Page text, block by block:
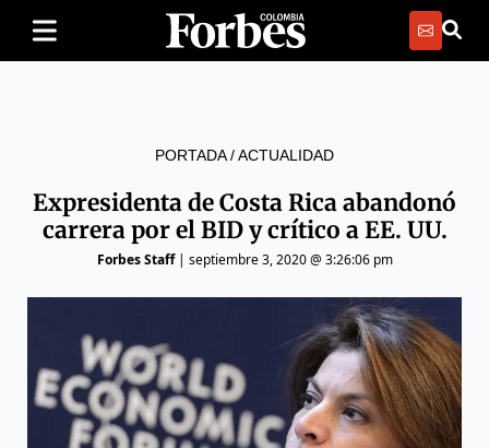
PORTADA/ACTUALIDAD
Expresidenta de Costa Rica abandonó
carrera por el BID y crítico a EE. UU.
Forbes Staff| septiembre 3, 2020 @ 3:26:06 pm